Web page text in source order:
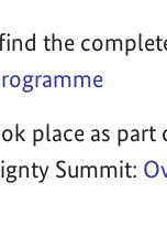
the
place as part
Summit: